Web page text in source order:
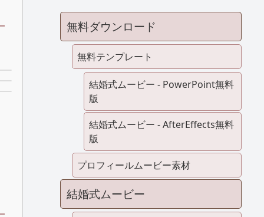
無料ダウンロード
無料テンプレート
結婚式ムービー - PowerPoint無料
版
結婚式ムービー - AfterEffects無料
版
プロフィールムービー素材
結婚式ムービー